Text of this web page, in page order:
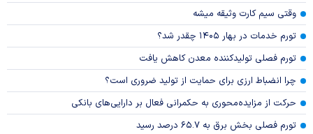
وقتی سیم کارت وثیقه میشه
تورم خدمات در بهار ۱۴۰۵ چقدر شد؟
تورم فصلی تولیدکننده معدن کاهش یافت
چرا انضباط ارزی برای حمایت از تولید ضروری است؟
حرکت از مزایده‌محوری به حکمرانی فعال بر دارایی‌های بانکی
تورم فصلی بخش برق به ۶۵.۷ درصد رسید